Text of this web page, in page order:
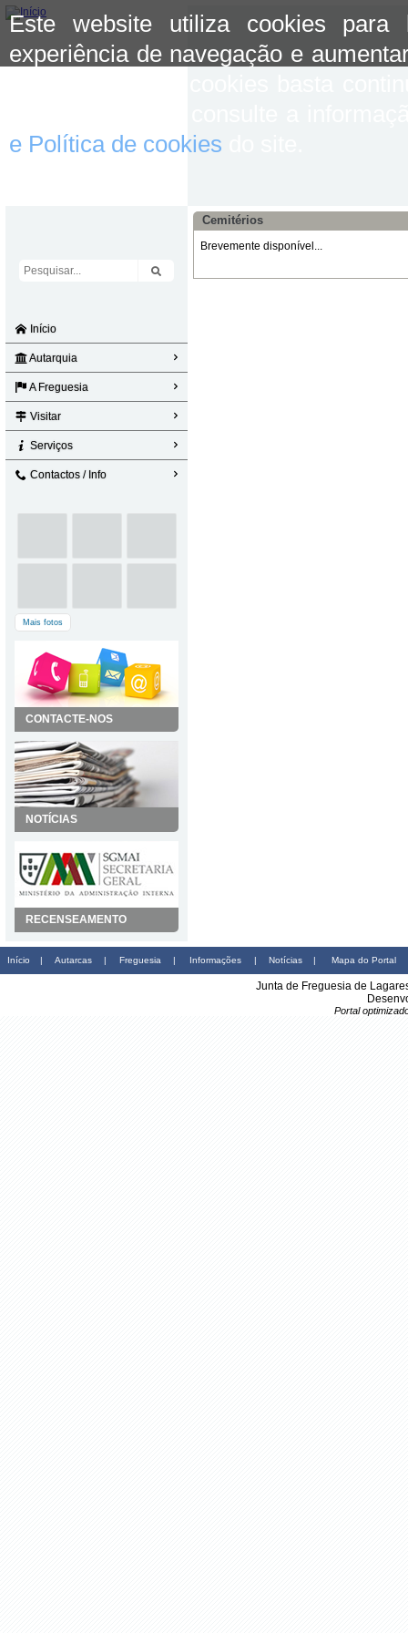
Este website utiliza cookies para
experiência de navegação e
e Política de cookies
Início
Autarquia
A Freguesia
Visitar
Serviços
Contactos / Info
Mais fotos
CONTACTE-NOS
NOTÍCIAS
RECENSEAMENTO
Cemitérios
Brevemente disponível...
Início | Autarcas | Freguesia | Informações | Notícias | Mapa do Portal
Junta de Freguesia de
Portal